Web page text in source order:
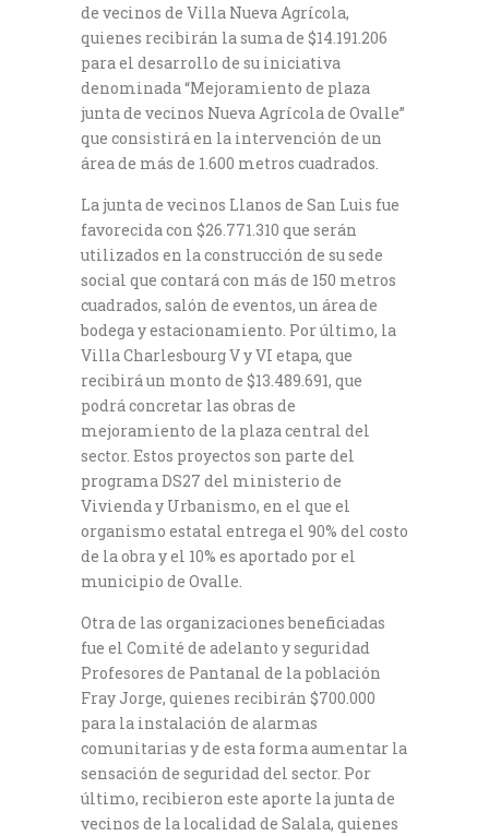
de vecinos de Villa Nueva Agrícola,
quienes recibirán la suma de $14.191.206
para el desarrollo de su iniciativa
denominada “Mejoramiento de plaza
junta de vecinos Nueva Agrícola de Ovalle”
que consistirá en la intervención de un
área de más de 1.600 metros cuadrados.
La junta de vecinos Llanos de San Luis fue
favorecida con $26.771.310 que serán
utilizados en la construcción de su sede
social que contará con más de 150 metros
cuadrados, salón de eventos, un área de
bodega y estacionamiento. Por último, la
Villa Charlesbourg V y VI etapa, que
recibirá un monto de $13.489.691, que
podrá concretar las obras de
mejoramiento de la plaza central del
sector. Estos proyectos son parte del
programa DS27 del ministerio de
Vivienda y Urbanismo, en el que el
organismo estatal entrega el 90% del costo
de la obra y el 10% es aportado por el
municipio de Ovalle.
Otra de las organizaciones beneficiadas
fue el Comité de adelanto y seguridad
Profesores de Pantanal de la población
Fray Jorge, quienes recibirán $700.000
para la instalación de alarmas
comunitarias y de esta forma aumentar la
sensación de seguridad del sector. Por
último, recibieron este aporte la junta de
vecinos de la localidad de Salala, quienes